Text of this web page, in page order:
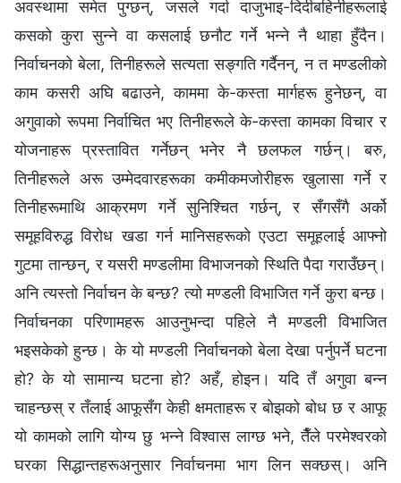
अवस्थामा समेत पुग्छन्, जसले गर्दा दाजुभाइ-दिदीबहिनीहरूलाई
कसको कुरा सुन्‍ने वा कसलाई छनौट गर्ने भन्‍ने नै थाहा हुँदैन।
निर्वाचनको बेला, तिनीहरूले सत्यता सङ्गति गर्दैनन्, न त मण्डलीको
काम कसरी अघि बढाउने, काममा के-कस्ता मार्गहरू हुनेछन्, वा
अगुवाको रूपमा निर्वाचित भए तिनीहरूले के-कस्ता कामका विचार र
योजनाहरू प्रस्तावित गर्नेछन् भनेर नै छलफल गर्छन्। बरु,
तिनीहरूले अरू उम्मेदवारहरूका कमीकमजोरीहरू खुलासा गर्ने र
तिनीहरूमाथि आक्रमण गर्ने सुनिश्‍चित गर्छन्, र सँगसँगै अर्को
समूहविरुद्ध विरोध खडा गर्न मानिसहरूको एउटा समूहलाई आफ्नो
गुटमा तान्छन्, र यसरी मण्डलीमा विभाजनको स्थिति पैदा गराउँछन्।
अनि त्यस्तो निर्वाचन के बन्छ? त्यो मण्डली विभाजित गर्ने कुरा बन्छ।
निर्वाचनका परिणामहरू आउनुभन्दा पहिले नै मण्डली विभाजित
भइसकेको हुन्छ। के यो मण्डली निर्वाचनको बेला देखा पर्नुपर्ने घटना
हो? के यो सामान्य घटना हो? अहँ, होइन। यदि तँ अगुवा बन्‍न
चाहन्छस् र तँलाई आफूसँग केही क्षमताहरू र बोझको बोध छ र आफू
यो कामको लागि योग्य छु भन्‍ने विश्‍वास लाग्छ भने, तैँले परमेश्‍वरको
घरका सिद्धान्तहरूअनुसार निर्वाचनमा भाग लिन सक्छस्। अनि